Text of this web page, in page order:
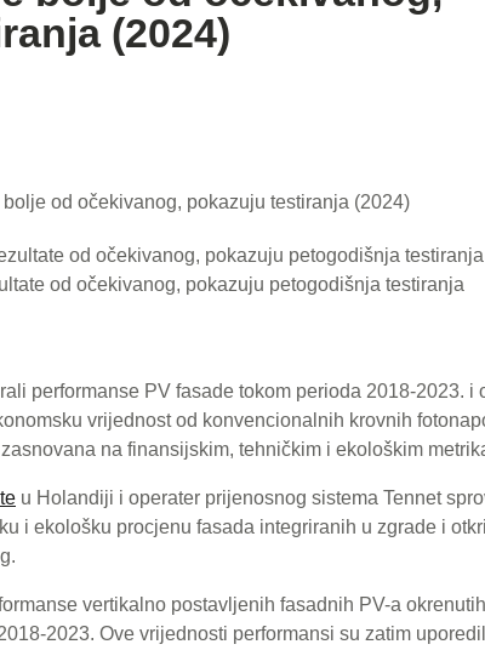
(2024)
od očekivanog, pokazuju testiranja (2024)
od očekivanog, pokazuju petogodišnja testiranja
performanse PV fasade tokom perioda 2018-2023. i
vrijednost od konvencionalnih krovnih
na finansijskim, tehničkim i ekološkim
u Holandiji i operater prijenosnog sistema Tennet
i ekološku procjenu fasada integriranih u zgrade i
vertikalno postavljenih fasadnih PV-a
2023. Ove vrijednosti performansi su zatim